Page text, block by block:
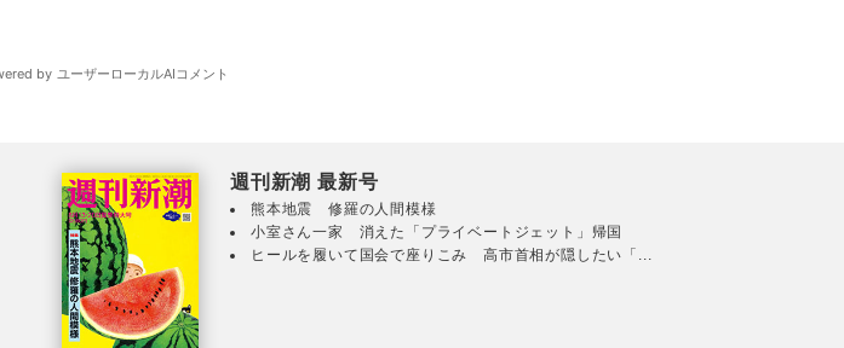
週刊新潮 最新号
熊本地震 修羅の人間模様
小室さん一家 消えた「プライベートジェット」帰国
ヒールを履いて国会で座りこみ 高市首相が隠したい「...